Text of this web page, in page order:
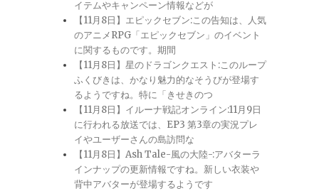
イテムやキャンペーン情報などが
【11月8日】エピックセブン:この告知は、人気
のアニメRPG「エピックセブン」のイベント
に関するものです。期間
【11月8日】星のドラゴンクエスト:このループ
ふくびきは、かなり魅力的なそうびが登場す
るようですね。特に「きせきのつ
【11月8日】イルーナ戦記オンライン:11月9日
に行われる放送では、EP3 第3章の実況プレ
イやユーザーさんの島訪問な
【11月8日】Ash Tale-風の大陸-:アバターラ
インナップの更新情報ですね。新しい衣装や
背中アバターが登場するようです